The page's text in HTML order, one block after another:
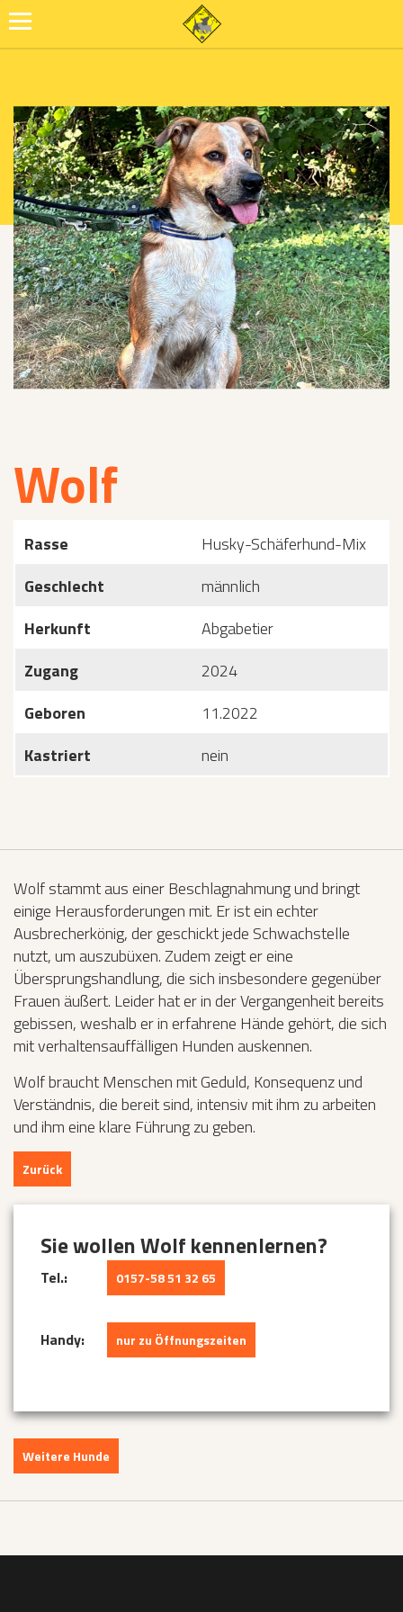
Wolf
Rasse
Husky-Schäferhund-Mix
Geschlecht
männlich
Herkunft
Abgabetier
Zugang
2024
Geboren
11.2022
Kastriert
nein
Wolf stammt aus einer Beschlagnahmung und bringt
einige Herausforderungen mit. Er ist ein echter
Ausbrecherkönig, der geschickt jede Schwachstelle
nutzt, um auszubüxen. Zudem zeigt er eine
Übersprungshandlung, die sich insbesondere gegenüber
Frauen äußert. Leider hat er in der Vergangenheit bereits
gebissen, weshalb er in erfahrene Hände gehört, die sich
mit verhaltensauffälligen Hunden auskennen.
Wolf braucht Menschen mit Geduld, Konsequenz und
Verständnis, die bereit sind, intensiv mit ihm zu arbeiten
und ihm eine klare Führung zu geben.
Zurück
Sie wollen Wolf kennenlernen?
Tel.: 0157-58 51 32 65
Handy: nur zu Öffnungszeiten
Weitere Hunde